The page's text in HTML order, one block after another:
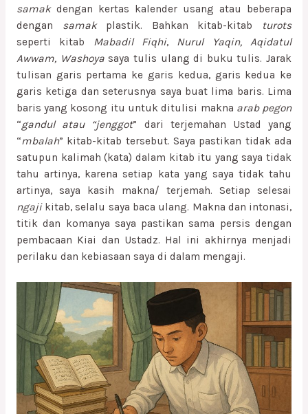
samakdengan kertas kalender usang atau beberapa
dengan samakplastik. Bahkan kitab-kitab
turots
seperti kitab Mabadil Fiqhi, Nurul Yaqin, Aqidatul
Awwam, Washoyasaya tulis ulang di buku tulis. Jarak
tulisan garis pertama ke garis kedua, garis kedua ke
garis ketiga dan seterusnya saya buat lima baris. Lima
baris yang kosong itu untuk ditulisi makna arab pegon
“gandul atau “jenggot” dari terjemahan Ustad yang
“mbalah” kitab-kitab tersebut. Saya pastikan tidak ada
satupun kalimah (kata) dalam kitab itu yang saya tidak
tahu artinya, karena setiap kata yang saya tidak tahu
artinya, saya kasih makna/ terjemah. Setiap selesai
ngajikitab, selalu saya baca ulang. Makna dan intonasi,
titik dan komanya saya pastikan sama persis dengan
pembacaan Kiai dan Ustadz. Hal ini akhirnya menjadi
perilaku dan kebiasaan saya di dalam mengaji.